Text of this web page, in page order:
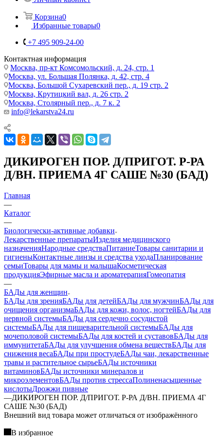
Корзина0
Избранные товары0
+7 495 909-24-00
Контактная информация
Москва, пр-кт Комсомольский, д. 24, стр. 1
Москва, ул. Большая Полянка, д. 42, стр. 4
Москва, Большой Сухаревский пер., д. 19 стр. 2
Москва, Крутицкий вал, д. 26 стр. 2
Москва, Столярный пер., д. 7 к. 2
info@lekarstva24.ru
ДИКИРОГЕН ПОР. Д/ПРИГОТ. Р-РА
Д/ВН. ПРИЕМА 4Г САШЕ №30 (БАД)
Главная
—
Каталог
—
Биологически-активные добавки
Лекарственные препаратыИзделия медицинского
назначенияНародные средстваПитаниеТовары санитарии и
гигиеныКонтактные линзы и средства уходаПланирование
семьиТовары для мамы и малышаКосметическая
продукцияЭфирные масла и ароматерапияГомеопатия
—
БАДы для женщин
БАДы для зренияБАДы для детейБАДы для мужчинБАДы для
очищения организмаБАДы для кожи, волос, ногтейБАДы для
нервной системыБАДы для сердечно сосудистой
системыБАДы для пищеварительной системыБАДы для
мочеполовой системыБАДы для костей и суставовБАДы для
иммунитетаБАДы для улучшения обмена веществБАДы для
снижения весаБАДы при простудеБАДы чаи, лекарственные
травы и растительное сырьеБАДы источники
витаминовБАДы источники минералов и
микроэлементовБАДы против стрессаПолиненасыщенные
кислотыДрожжи пивные
—ДИКИРОГЕН ПОР. Д/ПРИГОТ. Р-РА Д/ВН. ПРИЕМА 4Г
САШЕ №30 (БАД)
Bнешний вид товара может отличаться от изображённого
В избранное